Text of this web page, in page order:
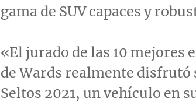
gama de SUV capaces y
«El jurado de las 10 mejores
de Wards realmente disfrutó
Seltos 2021, un vehículo en